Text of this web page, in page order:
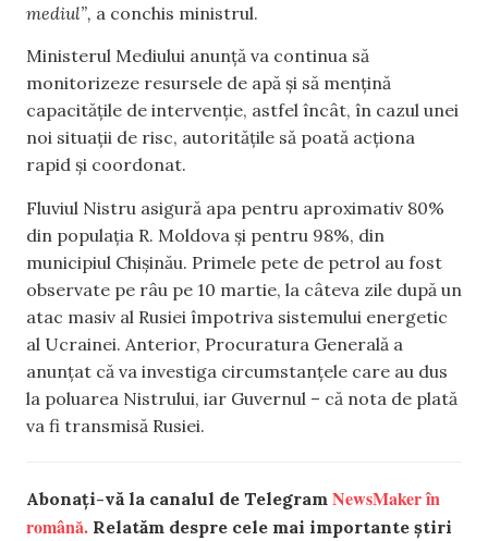
mediul”, a conchis ministrul.
Ministerul Mediului anunță va continua să
monitorizeze resursele de apă și să mențină
capacitățile de intervenție, astfel încât, în cazul unei
noi situații de risc, autoritățile să poată acționa
rapid și coordonat.
Fluviul Nistru asigură apa pentru aproximativ 80%
din populația R. Moldova și pentru 98%, din
municipiul Chișinău. Primele pete de petrol au fost
observate pe râu pe 10 martie, la câteva zile după un
atac masiv al Rusiei împotriva sistemului energetic
al Ucrainei. Anterior, Procuratura Generală a
anunțat că va investiga circumstanțele care au dus
la poluarea Nistrului, iar Guvernul – că nota de plată
va fi transmisă Rusiei.
Abonați-vă la canalul de Telegram NewsMaker în
română. Relatăm despre cele mai importante știri